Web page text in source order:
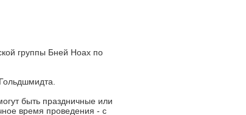
группы Бней Ноах по
быть праздничные или
время проведения - с